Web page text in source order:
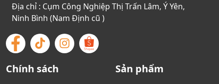
Địa chỉ : Cụm Công Nghiệp Thị Trấn Lâm, Ý Yên,
Ninh Bình (Nam Định cũ )
Chính sách Sản phẩm